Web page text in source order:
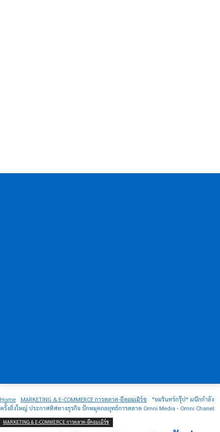
Home MARKETING & E-COMMERCE การตลาด-อีคอมเมิร์ช
“อมรินทร์กรุ๊ป” ผนึกกำลัง
ครั้งยิ่งใหญ่ ประกาศทิศทางธุรกิจ ปักหมุดกลยุทธ์การตลาด Omni Media - Omni Chanel
MARKETING & E-COMMERCE การตลาด-อีคอมเมิร์ช